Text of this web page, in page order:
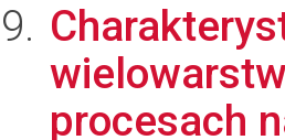
procesach